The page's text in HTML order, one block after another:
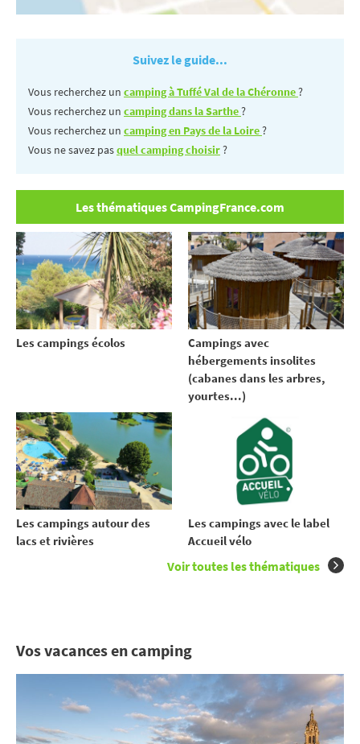
Suivez le guide...
Vous recherchez un camping à Tuffé Val de la Chéronne?
Vous recherchez un camping dans la Sarthe?
Vous recherchez un camping en Pays de la Loire?
Vous ne savez pasquel camping choisir?
Les thématiques CampingFrance.com
Les campings écolos
Campings avec
hébergements insolites
(cabanes dans les arbres,
yourtes...)
Les campings autour des
lacs et rivières
Les campings avec le label
Accueil vélo
Voir toutes les thématiques
Vos vacances en camping